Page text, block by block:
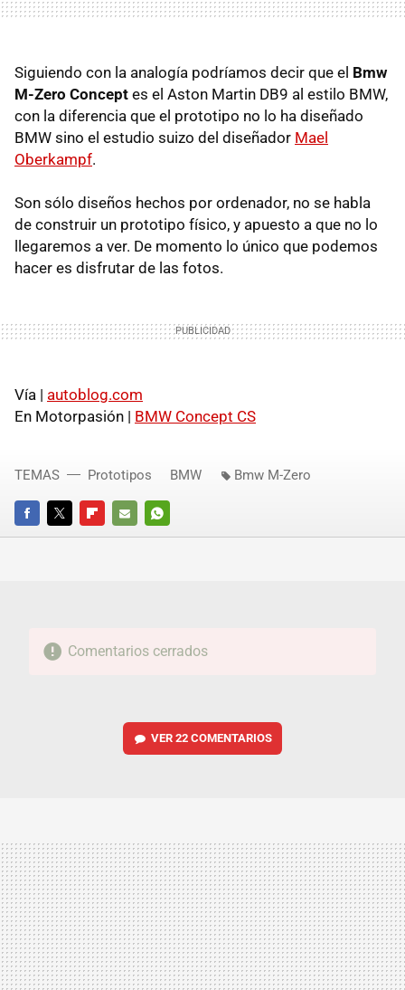
Siguiendo con la analogía podríamos decir que el Bmw
M-Zero Concept es el Aston Martin DB9 al estilo BMW,
con la diferencia que el prototipo no lo ha diseñado
BMW sino el estudio suizo del diseñador Mael
Oberkampf.
Son sólo diseños hechos por ordenador, no se habla
de construir un prototipo físico, y apuesto a que no lo
llegaremos a ver. De momento lo único que podemos
hacer es disfrutar de las fotos.
Vía | autoblog.com
En Motorpasión | BMW Concept CS
FACEBOOKTWITTERFLIPBOARD
E-
WHATSAPP
TEMAS Prototipos BMW Bmw M-Zero
Comentarios cerrados
VER 22 COMENTARIOS